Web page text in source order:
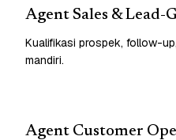
Agent Sales & Lead-
Kualifikasi prospek, follow-
mandiri.
Agent Customer